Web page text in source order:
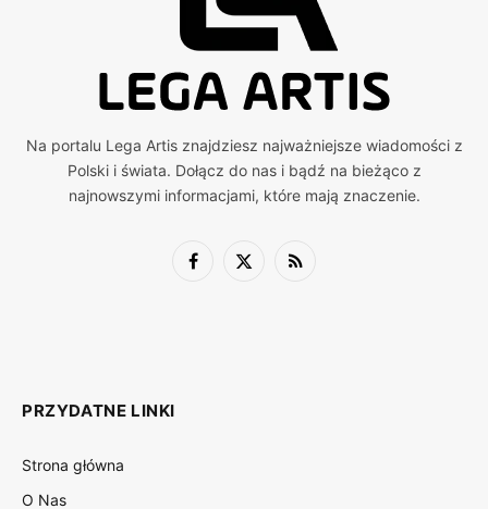
Na portalu Lega Artis znajdziesz najważniejsze wiadomości z
Polski i świata. Dołącz do nas i bądź na bieżąco z
najnowszymi informacjami, które mają znaczenie.
Facebook
X
RSS
PRZYDATNE LINKI
Strona główna
O Nas